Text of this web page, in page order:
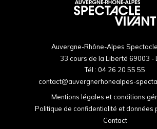
Auvergne-Rhône-Alpes
33 cours de la Liberté 69003 -
Tél : 04 26 20 55 55
contact@auvergnerhonealpes-
Mentions légales et conditions
Politique de confidentialité et données
Contact